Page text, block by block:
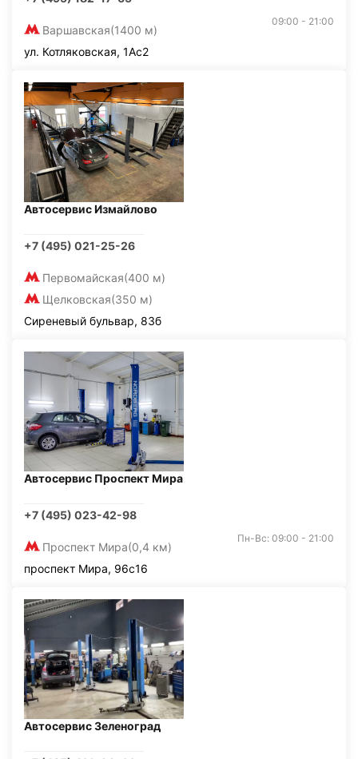
Варшавская(1400 м)
09:00 - 21:00
ул. Котляковская, 1Ас2
Автосервис Измайлово
+7 (495) 021-25-26
Первомайская(400 м)
Щелковская(350 м)
Сиреневый бульвар, 83б
Автосервис Проспект Мира
+7 (495) 023-42-98
Проспект Мира(0,4 км)
Пн-Вс: 09:00 - 21:00
проспект Мира, 96с16
Автосервис Зеленоград